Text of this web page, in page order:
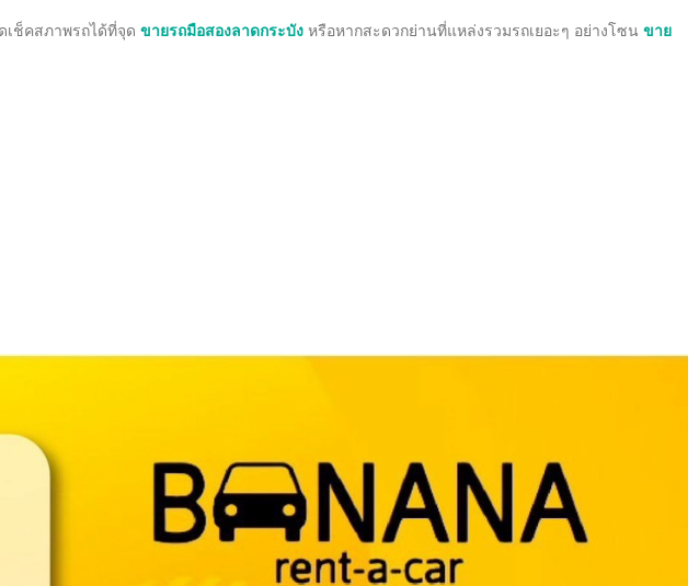
เช็คสภาพรถได้ที่จุด ขายรถมือสองลาดกระบัง หรือหากสะดวกย่านที่แหล่งรวมรถเยอะๆ อย่างโซน ขาย